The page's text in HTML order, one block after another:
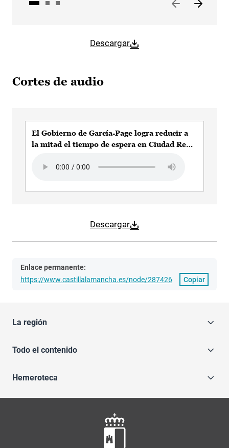
Descargar
Cortes de audio
Descargar
El Gobierno de García-Page logra reducir a
la mitad el tiempo de espera en Ciudad Real
Dependencia
Enlace permanente:
https://www.castillalamancha.es/node/287426
Copiar
La región
Todo el contenido
Hemeroteca